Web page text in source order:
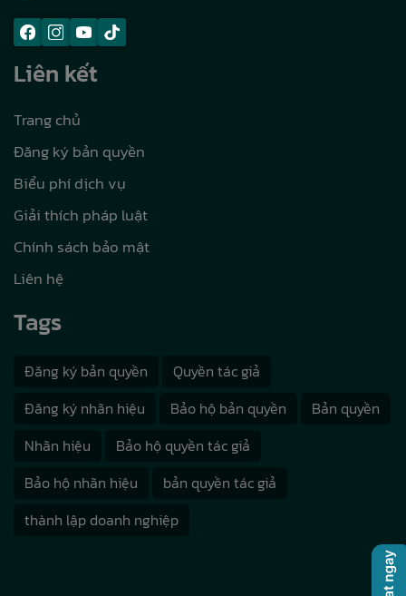
Liên kết
Trang chủ
Đăng ký bản quyền
Biểu phí dịch vụ
Giải thích pháp luật
Chính sách bảo mật
Liên hệ
Tags
Đăng ký bản quyền
Quyền tác giả
Đăng ký nhãn hiệu
Bảo hộ bản quyền
Bản quyền
Nhãn hiệu
Bảo hộ quyền tác giả
Bảo hộ nhãn hiệu
bản quyền tác giả
thành lập doanh nghiệp